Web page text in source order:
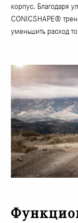
корпус. Благодаря
CONICSHAPE®
уменьшить расход